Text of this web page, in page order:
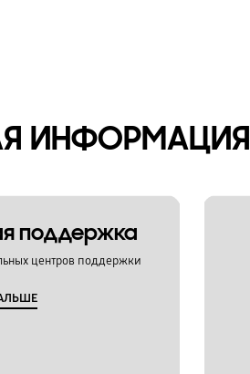
ИНФОРМАЦИЯ
поддержка
центров поддержки